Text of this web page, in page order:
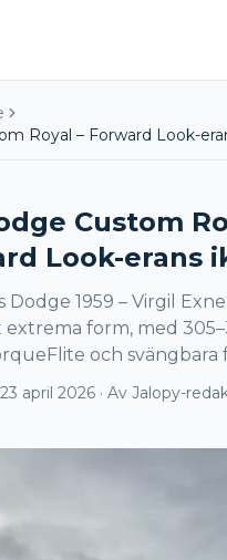
Royal – Forward Look-
Custom
Look-erans
Dodge 1959 – Virgil
extrema form, med
och svängbara
23 april 2026 · Av Jalopy-